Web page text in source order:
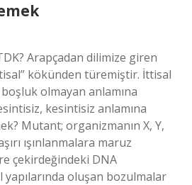
Arapçadan dilimize giren
kökünden türemiştir. İttisal
olmayan anlamına
kesintisiz anlamına
Mutant; organizmanın X, Y,
ışınlanmalara maruz
çekirdeğindeki DNA
oluşan bozulmalar